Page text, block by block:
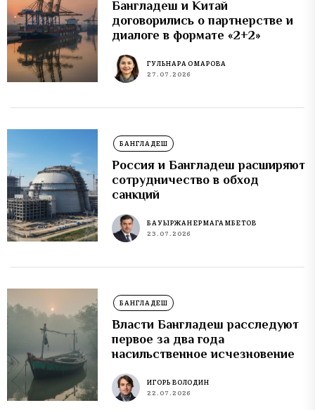
Бангладеш и Китай
договорились о партнерстве и
диалоге в формате «2+2»
ГУЛЬНАРА ОМАРОВА
27.07.2026
БАНГЛАДЕШ
Россия и Бангладеш расширяют
сотрудничество в обход
санкций
БАУЫРЖАН ЕРМАГАМБЕТОВ
23.07.2026
БАНГЛАДЕШ
Власти Бангладеш расследуют
первое за два года
насильственное исчезновение
ИГОРЬ ВОЛОДИН
22.07.2026